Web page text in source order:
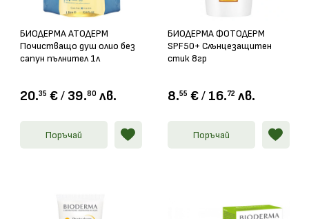
БИОДЕРМА АТОДЕРМ
Почистващо душ олио без
сапун пълнител 1л
20.35 € / 39.80 лв.
Поръчай
БИОДЕРМА ФОТОДЕРМ
SPF50+ Слънцезащитен
стик 8гр
8.55 € / 16.72 лв.
Поръчай